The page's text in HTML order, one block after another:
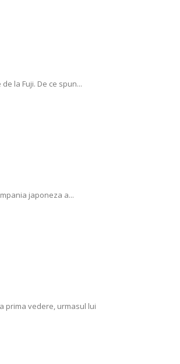
la Fuji. De ce spun...
japoneza a...
prima vedere, urmasul lui